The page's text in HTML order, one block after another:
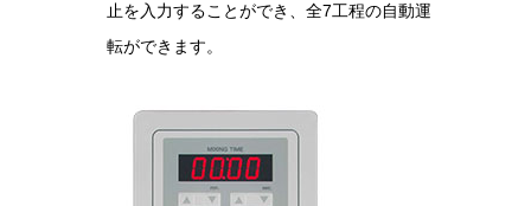
止を入力することができ、全7工程の自動運
転ができます。